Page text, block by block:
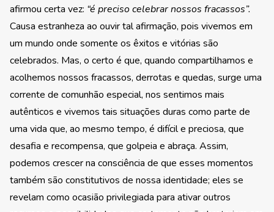
afirmou certa vez: “é preciso celebrar nossos fracassos”.
Causa estranheza ao ouvir tal afirmação, pois vivemos em
um mundo onde somente os êxitos e vitórias são
celebrados. Mas, o certo é que, quando compartilhamos e
acolhemos nossos fracassos, derrotas e quedas, surge uma
corrente de comunhão especial, nos sentimos mais
autênticos e vivemos tais situações duras como parte de
uma vida que, ao mesmo tempo, é difícil e preciosa, que
desafia e recompensa, que golpeia e abraça. Assim,
podemos crescer na consciência de que esses momentos
também são constitutivos de nossa identidade; eles se
revelam como ocasião privilegiada para ativar outros